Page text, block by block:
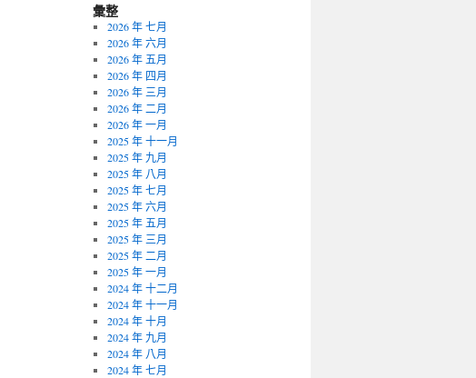
彙整
2026 年 七月
2026 年 六月
2026 年 五月
2026 年 四月
2026 年 三月
2026 年 二月
2026 年 一月
2025 年 十一月
2025 年 九月
2025 年 八月
2025 年 七月
2025 年 六月
2025 年 五月
2025 年 三月
2025 年 二月
2025 年 一月
2024 年 十二月
2024 年 十一月
2024 年 十月
2024 年 九月
2024 年 八月
2024 年 七月